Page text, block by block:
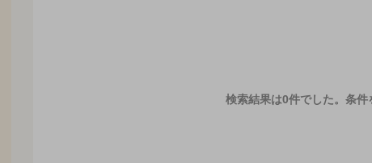
検索結果は0件でした。 条件